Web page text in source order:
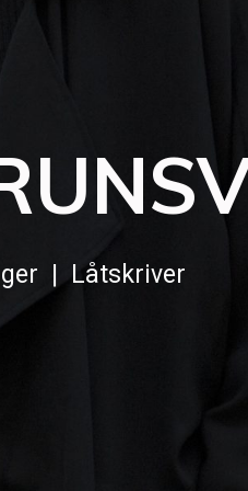
| Låtskriver